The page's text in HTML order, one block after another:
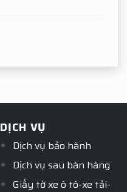
DỊCH VỤ
Dịch vụ bảo hành
Dịch vụ sau bán hàng
Giấy tờ xe ô tô-xe tải-